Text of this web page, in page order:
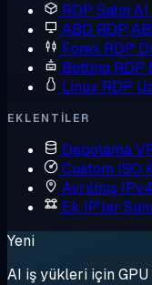
RDP Satın Al
ABD RDP
Forex RDP
Botting RDP
Linux RDP
EKLENTILER
Depolama
Custom ISO
Ayrılmış IPv4
Ek IP'ler
Yeni
AI iş yükleri için GPU